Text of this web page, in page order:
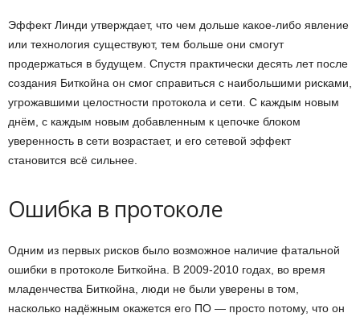
Эффект Линди утверждает, что чем дольше какое-либо явление
или технология существуют, тем больше они смогут
продержаться в будущем. Спустя практически десять лет после
создания Биткойна он смог справиться с наибольшими рисками,
угрожавшими целостности протокола и сети. С каждым новым
днём, с каждым новым добавленным к цепочке блоком
уверенность в сети возрастает, и его сетевой эффект
становится всё сильнее.
Ошибка в протоколе
Одним из первых рисков было возможное наличие фатальной
ошибки в протоколе Биткойна. В 2009-2010 годах, во время
младенчества Биткойна, люди не были уверены в том,
насколько надёжным окажется его ПО — просто потому, что он